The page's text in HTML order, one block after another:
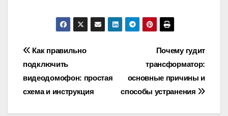
Навигация
по
записям
Почему гудит
трансформатор:
основные причины и
способы устранения
Как правильно
подключить
видеодомофон: простая
схема и инструкция